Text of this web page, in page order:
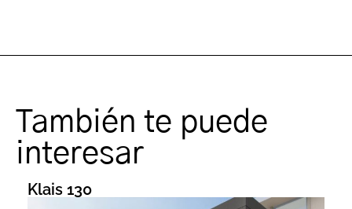
También te puede
interesar
Klais 130